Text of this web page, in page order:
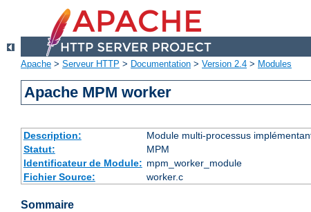
Apache > Serveur HTTP > Documentation > Version 2.4 > Modules
Apache MPM worker
Description:
Module multi-processus
Statut:
MPM
Identificateur de Module: mpm_worker_module
Fichier Source:
worker.c
Sommaire